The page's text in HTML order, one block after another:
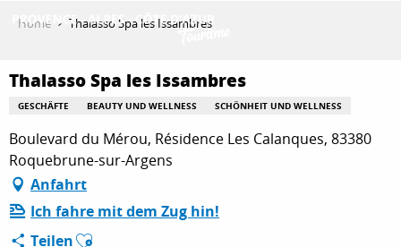
principal
ENTDECKEN
AKTIVITÄTEN
AUFENTHALT
Home Thalasso Spa les Issambres
Thalasso Spa les Issambres
GESCHÄFTE BEAUTY UND WELLNESS SCHÖNHEIT UND WELLNESS
Boulevard du Mérou, Résidence Les Calanques, 83380
Roquebrune-sur-Argens
Anfahrt
Ich fahre mit dem Zug hin!
TeilenAjouter aux favoris